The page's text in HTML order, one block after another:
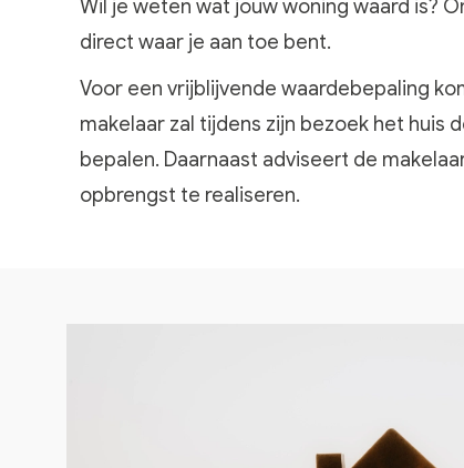
Wil je weten wat jouw woning waard is?
direct waar je aan toe bent.
Voor een vrijblijvende waardebepaling
makelaar zal tijdens zijn bezoek het huis
bepalen. Daarnaast adviseert de
opbrengst te realiseren.